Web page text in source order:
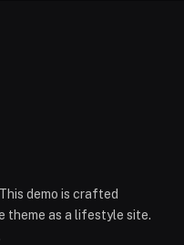
demo is crafted
theme as a lifestyle site.